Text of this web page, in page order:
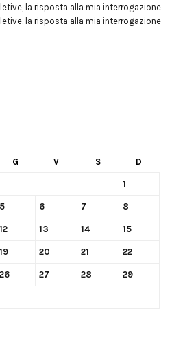
la risposta alla mia interrogazione
la risposta alla mia interrogazione
G V S D
1
5 6 7 8
12 13 14 15
19 20 21 22
26 27 28 29